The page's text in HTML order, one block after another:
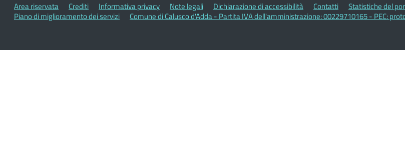
Area riservata Crediti Informativa privacy Note legali Dichiarazione di accessibilità Contatti Statistiche del
Piano di miglioramento dei servizi
Comune di Calusco d'Adda - Partita IVA dell'amministrazione: 00229710165 - PEC: